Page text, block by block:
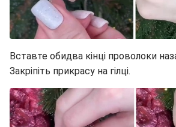
Вставте обидва кінці проволоки
Закріпіть прикрасу на гілці.